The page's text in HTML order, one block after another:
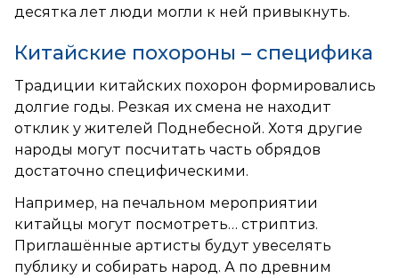
десятка лет люди могли к ней привыкнуть.
Китайские похороны – специфика
Традиции китайских похорон формировались
долгие годы. Резкая их смена не находит
отклик у жителей Поднебесной. Хотя другие
народы могут посчитать часть обрядов
достаточно специфическими.
Например, на печальном мероприятии
китайцы могут посмотреть… стриптиз.
Приглашённые артисты будут увеселять
публику и собирать народ. А по древним